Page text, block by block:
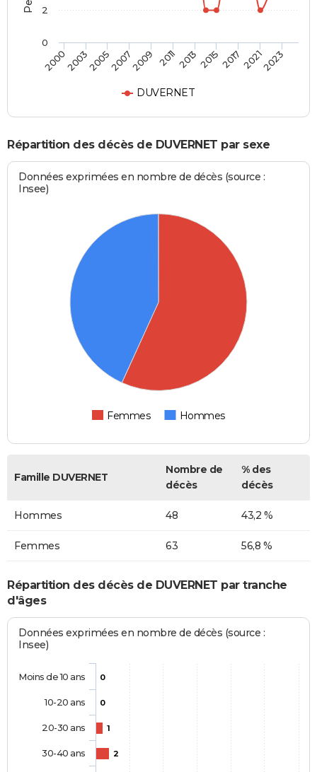
DUVERNET
20002003200520072009 201120132015201720212023
0
2
Répartition des décès de DUVERNET par sexe
Données exprimées en nombre de décès (source :
Insee)
Femmes Hommes
Famille DUVERNET
Nombre de
décès
% des
décès
Hommes 48 43,2 %
Femmes 63 56,8 %
Répartition des décès de DUVERNET par tranche
d'âges
Données exprimées en nombre de décès (source :
Insee)
0
0
1
2
Moins de 10 ans
10-20 ans
20-30 ans
30-40 ans